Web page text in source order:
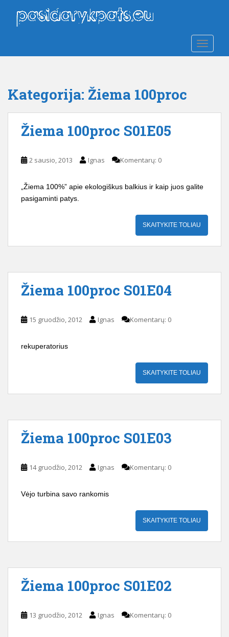
Kategorija: Žiema 100proc
Žiema 100proc S01E05
2 sausio, 2013 Ignas Komentarų: 0
„Žiema 100%” apie ekologiškus balkius ir kaip juos galite
pasigaminti patys.
SKAITYKITE TOLIAU
Žiema 100proc S01E04
15 gruodžio, 2012 Ignas Komentarų: 0
rekuperatorius
SKAITYKITE TOLIAU
Žiema 100proc S01E03
14 gruodžio, 2012 Ignas Komentarų: 0
Vėjo turbina savo rankomis
SKAITYKITE TOLIAU
Žiema 100proc S01E02
13 gruodžio, 2012 Ignas Komentarų: 0